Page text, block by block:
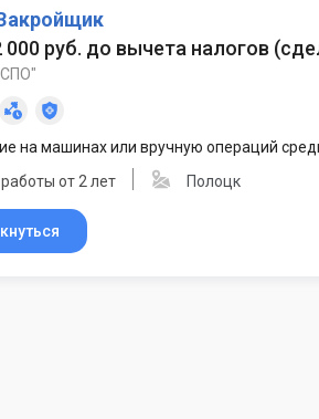
000 руб. до вычета налогов (
на машинах или вручную операций
от 2 лет
Полоцк